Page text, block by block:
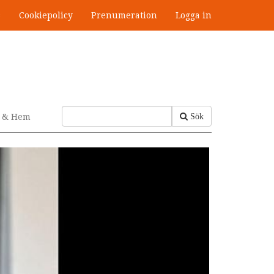
Cookiepolicy Prenumeration Logga in
Sök
Hem